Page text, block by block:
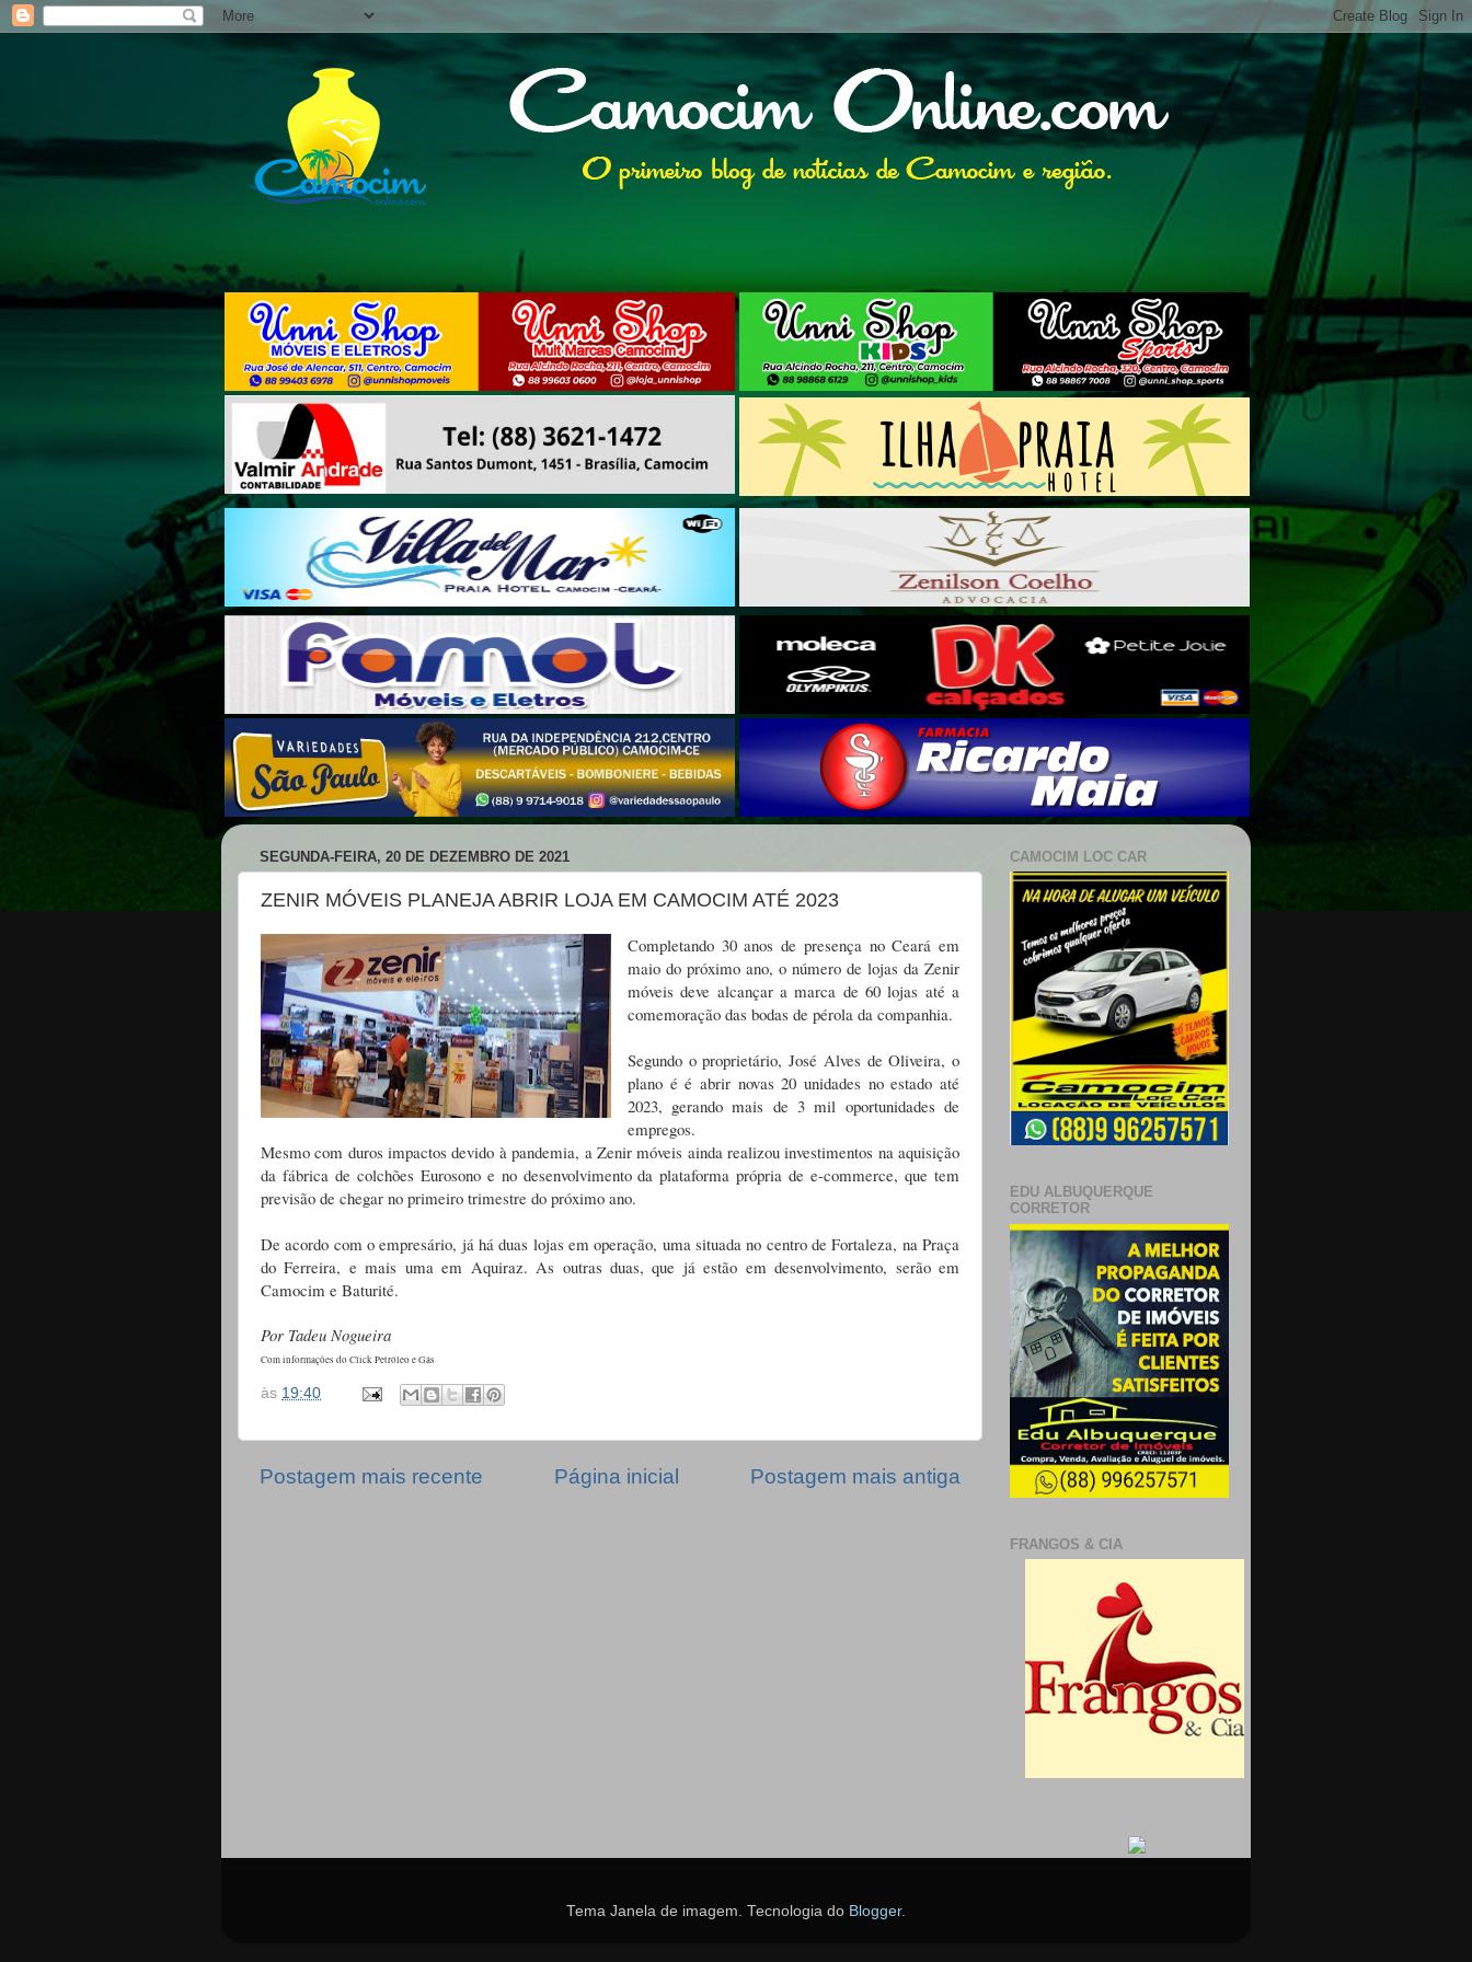
SEGUNDA-FEIRA, 20 DE DEZEMBRO DE 2021
ZENIR MÓVEIS PLANEJA ABRIR LOJA EM CAMOCIM ATÉ 2023
Completando 30 anos de presença no Ceará em
maio do próximo ano, o número de lojas da Zenir
móveis deve alcançar a marca de 60 lojas até a
comemoração das bodas de pérola da companhia.
Segundo o proprietário, José Alves de Oliveira, o
plano é é abrir novas 20 unidades no estado até
2023, gerando mais de 3 mil oportunidades de
empregos.
Mesmo com duros impactos devido à pandemia, a Zenir móveis ainda realizou investimentos na aquisição
da fábrica de colchões Eurosono e no desenvolvimento da plataforma própria de e-commerce, que tem
previsão de chegar no primeiro trimestre do próximo ano.
De acordo com o empresário, já há duas lojas em operação, uma situada no centro de Fortaleza, na Praça
do Ferreira, e mais uma em Aquiraz. As outras duas, que já estão em desenvolvimento, serão em
Camocim e Baturité.
Por Tadeu Nogueira
Com informações do Click Petróleo e Gás
às 19:40
Postagem mais recente Postagem mais antiga
Página inicial
CAMOCIM LOC CAR
EDU ALBUQUERQUE
CORRETOR
FRANGOS & CIA
Tema Janela de imagem. Tecnologia do Blogger.